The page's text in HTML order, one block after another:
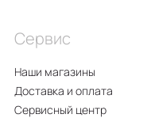
Сервис
Наши магазины
Доставка и оплата
Сервисный центр